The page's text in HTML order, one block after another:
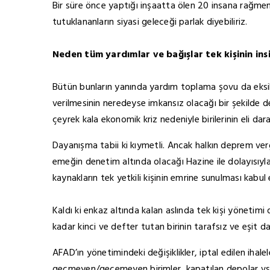
Bir süre önce yaptığı inşaatta ölen 20 insana rağmen
tutuklananların siyasi geleceği parlak diyebiliriz.
Neden tüm yardımlar ve bağışlar tek kişinin
Bütün bunların yanında yardım toplama şovu da
verilmesinin neredeyse imkansız olacağı bir şekilde
çeyrek kala ekonomik kriz nedeniyle birilerinin eli
Dayanışma tabii ki kıymetli. Ancak halkın deprem
emeğin denetim altında olacağı Hazine ile
kaynakların tek yetkili kişinin emrine sunulması
Kaldı ki enkaz altında kalan aslında tek kişi
kadar kinci ve defter tutan birinin tarafsız ve eşit
AFAD’ın yönetimindeki değişiklikler, iptal edilen